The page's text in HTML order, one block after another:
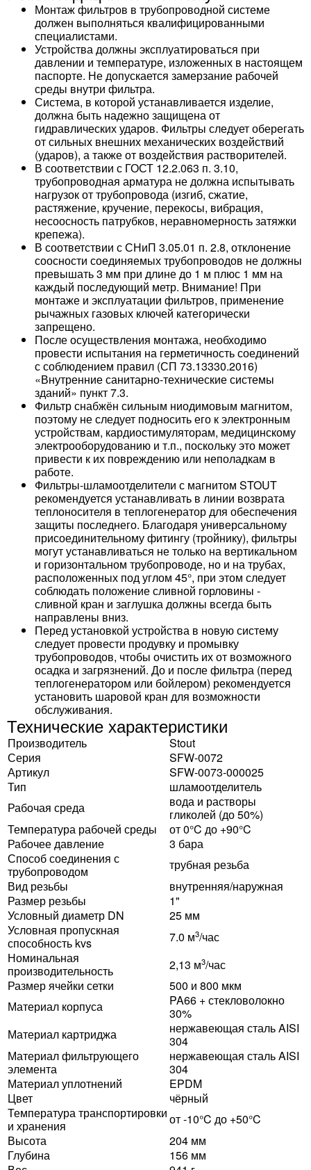
Монтаж фильтров в трубопроводной системе
должен выполняться квалифицированными
специалистами.
Устройства должны эксплуатироваться при
давлении и температуре, изложенных в настоящем
паспорте. Не допускается замерзание рабочей
среды внутри фильтра.
Система, в которой устанавливается изделие,
должна быть надежно защищена от
гидравлических ударов. Фильтры следует оберегать
от сильных внешних механических воздействий
(ударов), а также от воздействия растворителей.
В соответствии с ГОСТ 12.2.063 п. 3.10,
трубопроводная арматура не должна испытывать
нагрузок от трубопровода (изгиб, сжатие,
растяжение, кручение, перекосы, вибрация,
несоосность патрубков, неравномерность затяжки
крепежа).
В соответствии с СНиП 3.05.01 п. 2.8, отклонение
соосности соединяемых трубопроводов не должны
превышать 3 мм при длине до 1 м плюс 1 мм на
каждый последующий метр. Внимание! При
монтаже и эксплуатации фильтров, применение
рычажных газовых ключей категорически
запрещено.
После осуществления монтажа, необходимо
провести испытания на герметичность соединений
с соблюдением правил (СП 73.13330.2016)
«Внутренние санитарно-технические системы
зданий» пункт 7.3.
Фильтр снабжён сильным ниодимовым магнитом,
поэтому не следует подносить его к электронным
устройствам, кардиостимуляторам, медицинскому
электрооборудованию и т.п., поскольку это может
привести к их повреждению или неполадкам в
работе.
Фильтры-шламоотделители с магнитом STOUT
рекомендуется устанавливать в линии возврата
теплоносителя в теплогенератор для обеспечения
защиты последнего. Благодаря универсальному
присоединительному фитингу (тройнику), фильтры
могут устанавливаться не только на вертикальном
и горизонтальном трубопроводе, но и на трубах,
расположенных под углом 45°, при этом следует
соблюдать положение сливной горловины -
сливной кран и заглушка должны всегда быть
направлены вниз.
Перед установкой устройства в новую систему
следует провести продувку и промывку
трубопроводов, чтобы очистить их от возможного
осадка и загрязнений. До и после фильтра (перед
теплогенератором или бойлером) рекомендуется
установить шаровой кран для возможности
обслуживания.
Технические характеристики
Производитель
Stout
Серия
SFW-0072
Артикул
SFW-0073-000025
Тип
шламоотделитель
Рабочая среда
вода и растворы
гликолей (до 50%)
Температура рабочей среды
от 0°C до +90°C
Рабочее давление
3 бара
Способ соединения с
трубопроводом
трубная резьба
Вид резьбы
внутренняя/наружная
Размер резьбы
1"
Условный диаметр DN
25 мм
Условная пропускная
способность kvs
7.0 м3/час
Номинальная
производительность
2,13 м3/час
Размер ячейки сетки
500 и 800 мкм
Материал корпуса
PA66 + стекловолокно
30%
Материал картриджа
нержавеющая сталь AISI
304
Материал фильтрующего
элемента
нержавеющая сталь AISI
304
Материал уплотнений
EPDM
Цвет
чёрный
Температура транспортировки
и хранения
от -10°C до +50°C
Высота
204 мм
Глубина
156 мм